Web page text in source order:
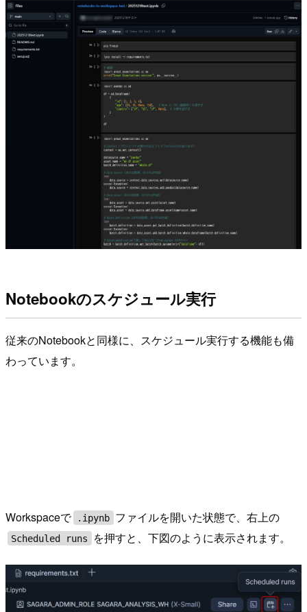
Notebookのスケジュール実行
従来のNotebookと同様に、スケジュール実行する機能も備
わっています。
Workspaceで .ipynb ファイルを開いた状態で、右上の
Scheduled runs を押すと、下図のように表示されます。